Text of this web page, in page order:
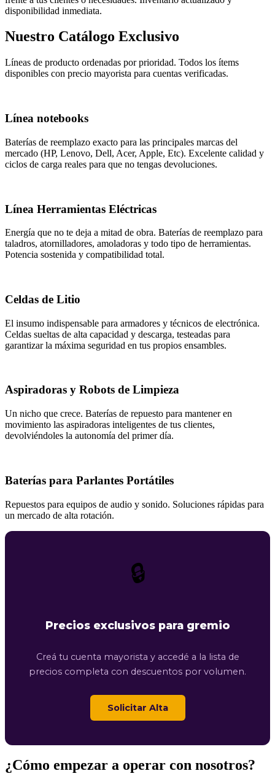
disponibilidad inmediata.
Nuestro Catálogo Exclusivo
Líneas de producto ordenadas por prioridad. Todos los ítems
disponibles con precio mayorista para cuentas verificadas.
Línea notebooks
Baterías de reemplazo exacto para las principales marcas del
mercado (HP, Lenovo, Dell, Acer, Apple, Etc). Excelente calidad y
ciclos de carga reales para que no tengas devoluciones.
Línea Herramientas Eléctricas
Energía que no te deja a mitad de obra. Baterías de reemplazo para
taladros, atornilladores, amoladoras y todo tipo de herramientas.
Potencia sostenida y compatibilidad total.
Celdas de Litio
El insumo indispensable para armadores y técnicos de electrónica.
Celdas sueltas de alta capacidad y descarga, testeadas para
garantizar la máxima seguridad en tus propios ensambles.
Aspiradoras y Robots de Limpieza
Un nicho que crece. Baterías de repuesto para mantener en
movimiento las aspiradoras inteligentes de tus clientes,
devolviéndoles la autonomía del primer día.
Baterías para Parlantes Portátiles
Repuestos para equipos de audio y sonido. Soluciones rápidas para
un mercado de alta rotación.
🔒
Precios exclusivos para gremio
Creá tu cuenta mayorista y accedé a la lista de
precios completa con descuentos por volumen.
Solicitar Alta
¿Cómo empezar a operar con nosotros?